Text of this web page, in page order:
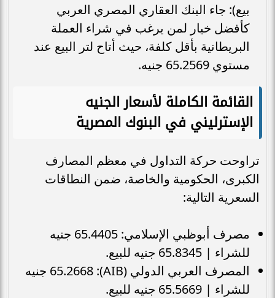
بيع): جاء البنك العقاري المصري العربي
كأفضل خيار لمن يرغب في شراء العملة
البريطانية بأقل كلفة، حيث أتاح لتر البيع عند
مستوي 65.2569 جنيه.
القائمة الكاملة لأسعار الجنيه
الإسترليني في البنوك المصرية
تراوحت حركة التداول في معظم المصارف
الكبرى، الحكومية والخاصة، ضمن النطاقات
السعرية التالية:
مصرف أبوظبي الإسلامي: 65.4405 جنيه
للشراء | 65.8345 جنيه للبيع.
المصرف العربي الدولي (AIB): 65.2668 جنيه
للشراء | 65.5669 جنيه للبيع.